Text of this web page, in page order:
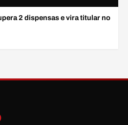
2 dispensas e vira titular no